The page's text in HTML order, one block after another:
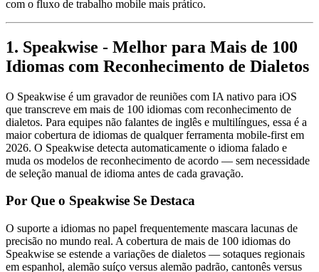
com o fluxo de trabalho mobile mais prático.
1. Speakwise - Melhor para Mais de 100
Idiomas com Reconhecimento de Dialetos
O Speakwise é um gravador de reuniões com IA nativo para iOS
que transcreve em mais de 100 idiomas com reconhecimento de
dialetos. Para equipes não falantes de inglês e multilíngues, essa é a
maior cobertura de idiomas de qualquer ferramenta mobile-first em
2026. O Speakwise detecta automaticamente o idioma falado e
muda os modelos de reconhecimento de acordo — sem necessidade
de seleção manual de idioma antes de cada gravação.
Por Que o Speakwise Se Destaca
O suporte a idiomas no papel frequentemente mascara lacunas de
precisão no mundo real. A cobertura de mais de 100 idiomas do
Speakwise se estende a variações de dialetos — sotaques regionais
em espanhol, alemão suíço versus alemão padrão, cantonês versus